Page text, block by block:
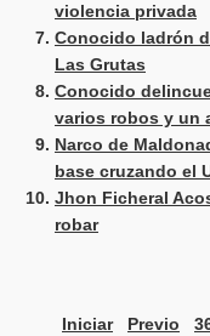
violencia privada
Conocido ladrón
Las Grutas
Conocido
varios robos y un
Narco de
base cruzando el
Jhon Ficheral
robar
Iniciar Previo